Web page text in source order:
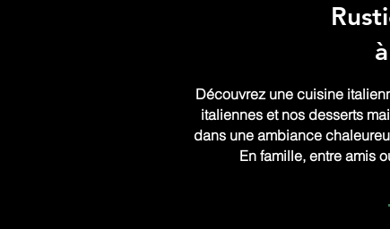
Découvrez une cuisine
italiennes et nos desserts
dans une ambiance
En famille, entre amis